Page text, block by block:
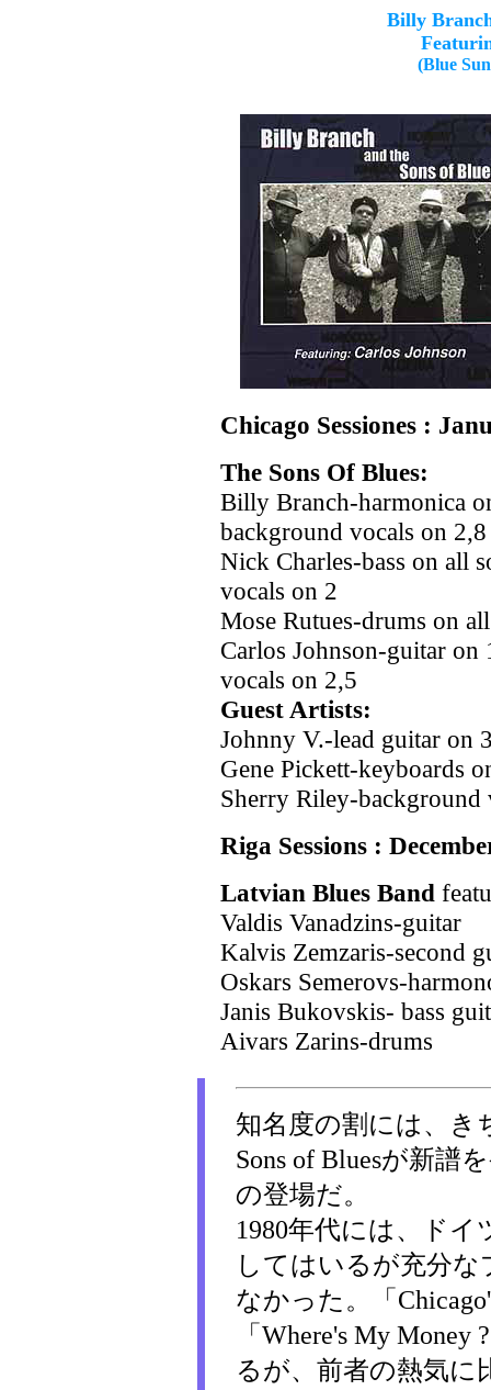
Billy
(Blue
Chicago Sessiones :
The Sons Of Blues:
Billy Branch-harmonica
background vocals on 2,8
Nick Charles-bass on all
vocals on 2
Mose Rutues-drums on
Carlos Johnson-guitar
vocals on 2,5
Guest Artists:
Johnny V.-lead guitar on
Gene Pickett-keyboards
Sherry Riley-background
Riga Sessions :
Latvian Blues Band
Valdis Vanadzins-guitar
Kalvis Zemzaris-second
Oskars Semerovs-
Janis Bukovskis- bass
Aivars Zarins-drums
知名度の割には、き
Sons of Bluesが新譜
の登場だ。
1980年代には、ド
してはいるが充分
なかった。「
「Where's My
るが、前者の熱気